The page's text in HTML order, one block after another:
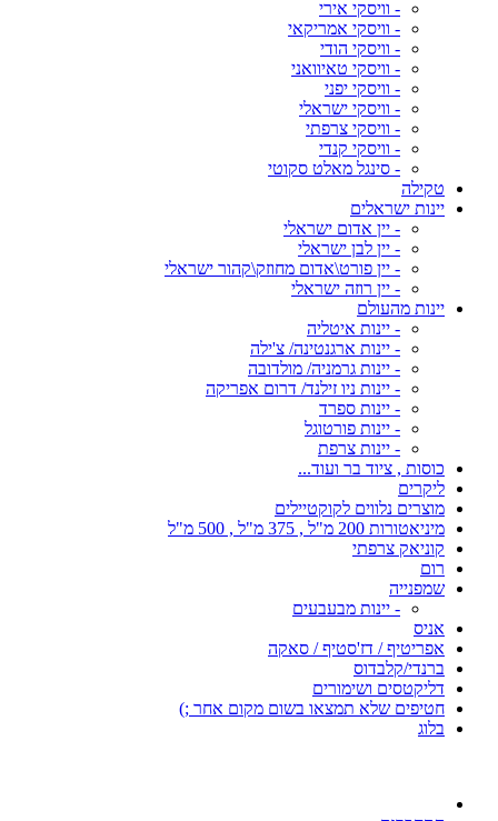
- וויסקי אירי
- וויסקי אמריקאי
- וויסקי הודי
- וויסקי טאיוואני
- וויסקי יפני
- וויסקי ישראלי
- וויסקי צרפתי
- וויסקי קנדי
- סינגל מאלט סקוטי
טקילה
יינות ישראלים
- יין אדום ישראלי
- יין לבן ישראלי
- יין פורט\אדום מחוזק\קהור ישראלי
- יין רוזה ישראלי
יינות מהעולם
- יינות איטליה
- יינות ארגנטינה/ צ'ילה
- יינות גרמניה/ מולדובה
- יינות ניו זילנד/ דרום אפריקה
- יינות ספרד
- יינות פורטוגל
- יינות צרפת
כוסות , ציוד בר ועוד...
ליקרים
מוצרים נלווים לקוקטיילים
מיניאטורות 200 מ"ל , 375 מ"ל , 500 מ"ל
קוניאק צרפתי
רום
שמפנייה
- יינות מבעבעים
אניס
אפריטיף / דז'סטיף / סאקה
ברנדי/קלבדוס
דליקטסים ושימורים
חטיפים שלא תמצאו בשום מקום אחר ;)
בלוג